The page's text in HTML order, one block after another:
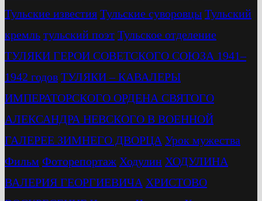
Тульские известия Тульские суворовцы Тульский
кремль тульский поэт Тульское отделение
ТУЛЯКИ ГЕРОИ СОВЕТСКОГО СОЮЗА 1941–
1942 годов ТУЛЯКИ – КАВАЛЕРЫ
ИМПЕРАТОРСКОГО ОРДЕНА СВЯТОГО
АЛЕКСАНДРА НЕВСКОГО В ВОЕННОЙ
ГАЛЕРЕЕ ЗИМНЕГО ДВОРЦА Урок мужества
Фильм Фоторепортаж Ходулин ХОДУЛИНА
ВАЛЕРИЯ ГЕОРГИЕВИЧА ХРИСТОВО